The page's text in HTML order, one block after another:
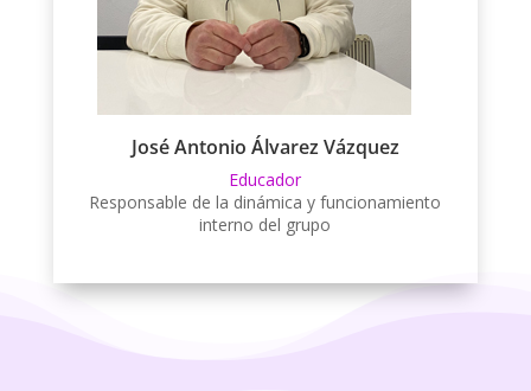
José Antonio Álvarez Vázquez
Educador
Responsable de la dinámica y funcionamiento
interno del grupo